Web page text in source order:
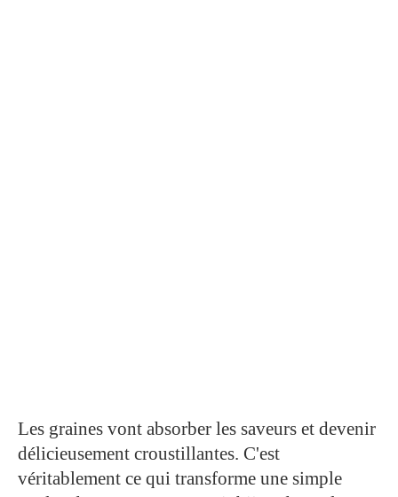
Les graines vont absorber les saveurs et devenir
délicieusement croustillantes. C'est
véritablement ce qui transforme une simple